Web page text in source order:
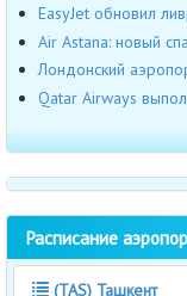
EasyJet обновил
Air Astana: новый
Лондонский
Qatar Airways
Расписание
(TAS) Ташкент